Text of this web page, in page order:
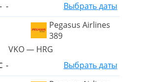
- -
Выбрать даты
Pegasus Airlines
389
VKO — HRG
-
Выбрать даты